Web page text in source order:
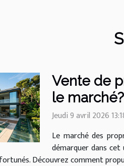
Vente de
le marché?
Jeudi 9 avril 2026
Le marché des
démarquer dans
Découvrez comment